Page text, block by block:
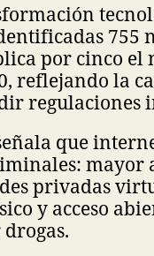
755
por cinco el
reflejando la
regulaciones
que
privadas
y acceso